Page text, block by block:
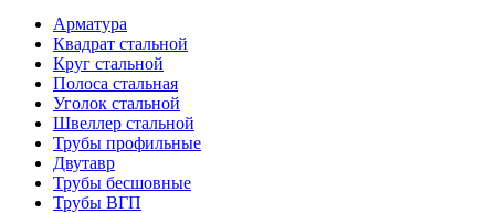
Арматура
Квадрат стальной
Круг стальной
Полоса стальная
Уголок стальной
Швеллер стальной
Трубы профильные
Двутавр
Трубы бесшовные
Трубы ВГП